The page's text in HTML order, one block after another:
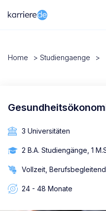
Home > Studiengaenge >
3 Universitäten
2 B.A. Studiengänge, 1
Vollzeit, Berufsbegleitend
24 - 48 Monate